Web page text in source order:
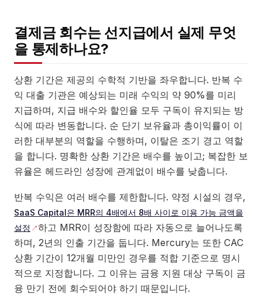
결제금 회수는 선지급에서 실제 무엇
을 통제하나요?
상환 기간은 제공의 수학적 기반을 좌우합니다. 반복 수
익 대출 기관은 예상되는 미래 수익의 약 90%를 미리
지급하며, 지급 배수와 할인율 모두 구독이 유지되는 방
식에 따라 변동합니다. 순 단기 보유율과 총이익률이 이
러한 대부분의 역할을 수행하며, 이탈은 조기 경고 역할
을 합니다. 명확한 상환 기간은 배수를 높이고; 복잡한 보
유율은 헤드라인 성장에 관계없이 배수를 낮춥니다.
반복 수익은 여러 배수를 제한합니다. 약정 시설의 경우,
SaaS Capital은 MRR의 4배에서 8배 사이로 이용 가능 금액을
설정
하고 MRR이 성장함에 따라 자동으로 늘어나도록
하며, 2년의 인출 기간을 둡니다. Mercury는 또한 CAC
상환 기간이 12개월 미만인 경우를 적합 기준으로 명시
적으로 지정합니다. 그 이유는 금융 지원 대상 구독이 금
융 만기 전에 회수되어야 하기 때문입니다.